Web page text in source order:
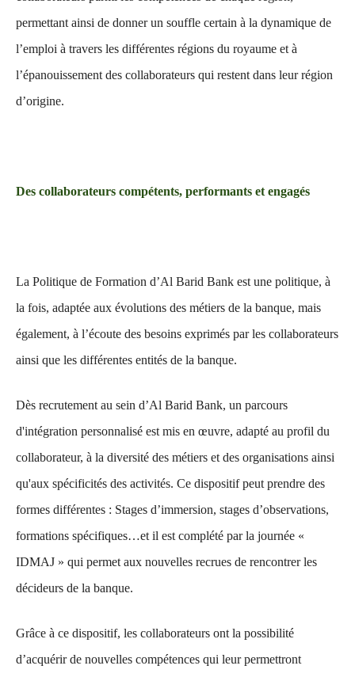
permettant ainsi de donner un souffle certain à la dynamique de
l’emploi à travers les différentes régions du royaume et à
l’épanouissement des collaborateurs qui restent dans leur région
d’origine.
Des collaborateurs compétents, performants et engagés
La Politique de Formation d’Al Barid Bank est une politique, à
la fois, adaptée aux évolutions des métiers de la banque, mais
également, à l’écoute des besoins exprimés par les collaborateurs
ainsi que les différentes entités de la banque.
Dès recrutement au sein d’Al Barid Bank, un parcours
d'intégration personnalisé est mis en œuvre, adapté au profil du
collaborateur, à la diversité des métiers et des organisations ainsi
qu'aux spécificités des activités. Ce dispositif peut prendre des
formes différentes : Stages d’immersion, stages d’observations,
formations spécifiques…et il est complété par la journée «
IDMAJ » qui permet aux nouvelles recrues de rencontrer les
décideurs de la banque.
Grâce à ce dispositif, les collaborateurs ont la possibilité
d’acquérir de nouvelles compétences qui leur permettront